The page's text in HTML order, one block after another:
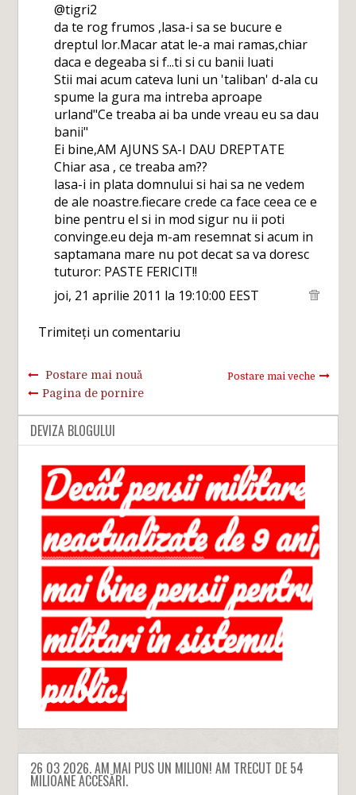
@tigri2
da te rog frumos ,lasa-i sa se bucure e
dreptul lor.Macar atat le-a mai ramas,chiar
daca e degeaba si f...ti si cu banii luati
Stii mai acum cateva luni un 'taliban' d-ala cu
spume la gura ma intreba aproape
urland"Ce treaba ai ba unde vreau eu sa dau
banii"
Ei bine,AM AJUNS SA-I DAU DREPTATE
Chiar asa , ce treaba am??
lasa-i in plata domnului si hai sa ne vedem
de ale noastre.fiecare crede ca face ceea ce e
bine pentru el si in mod sigur nu ii poti
convinge.eu deja m-am resemnat si acum in
saptamana mare nu pot decat sa va doresc
tuturor: PASTE FERICIT!!
joi, 21 aprilie 2011 la 19:10:00 EEST
Trimiteți un comentariu
Postare mai nouă Postare mai veche
Pagina de pornire
DEVIZA BLOGULUI
26 03 2026. AM MAI PUS UN MILION! AM TRECUT DE 54
MILIOANE ACCESĂRI.